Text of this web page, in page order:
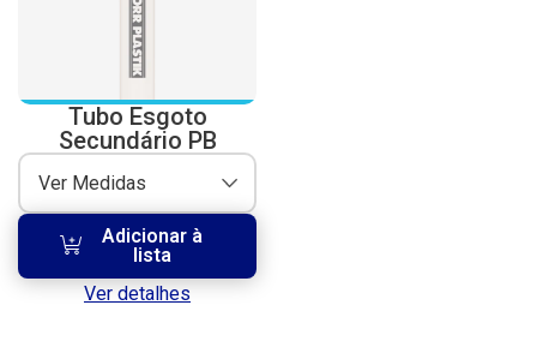
Tubo Esgoto
Secundário PB
Ver Medidas
Adicionar à
lista
Ver detalhes